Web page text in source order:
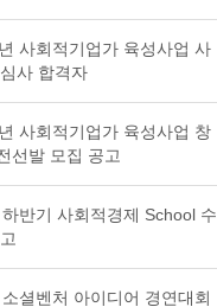
사회적기업가 육성사업 사
사 합격자
사회적기업가 육성사업 창
선발 모집 공고
반기 사회적경제 School 수
셜벤처 아이디어 경연대회